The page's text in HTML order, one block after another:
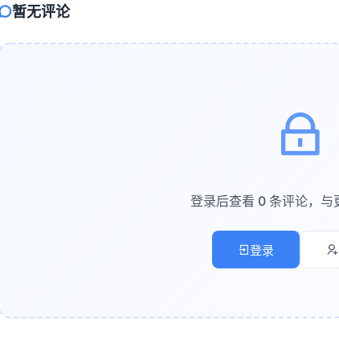
用 AI 驱动的数据清理插件
提供一键修复建议。例如，AI 可以识别出“USA”、“U.S.A.”、“
过机器学习模型自动分类和填充
：对于缺失值，AI 可以基于
果“城市”列缺失，但“邮政编码”列完整，AI 可以训练一个简单
能（适用于时间序列）是这类应用的典型代表。
巧：
据清洗前，先备份原始数据。
用 AI 时，注意检查其自动推断的逻辑是否合理，特别是涉及敏
于非结构化数据（如混合了姓名、地址、备注的文本列），AI
能数据分析与洞察生成
仅能帮你处理数据，还能主动发现数据中的模式、趋势和异常
暂无评论
登录后查看 0 条评论，与
登录